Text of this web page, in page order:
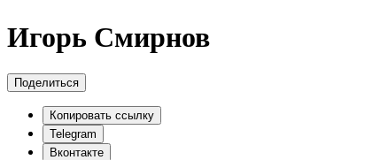
Игорь Смирнов
Поделиться
Копировать ссылку
Telegram
Вконтакте